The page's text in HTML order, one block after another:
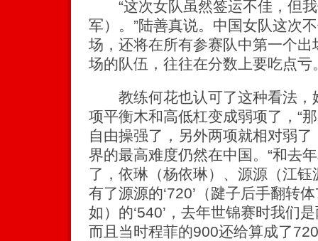
“这次女队虽然签运不佳，但我
军）。”陆善真说。中国女队这次
场，还将在所有参赛队中第一个
场的队伍，往往在分数上要吃点亏
教练何花也认可了这种看法，
项平衡木和高低杠变成弱项了，“
自由操强了，另外两项就相对弱
界的最高难度仍然在中国。“和去
了，依琳（杨依琳）、源源（江
有了源源的‘720’（踺子后手翻转
如）的‘540’，去年世锦赛时我们
而且当时程菲的900还给算成了